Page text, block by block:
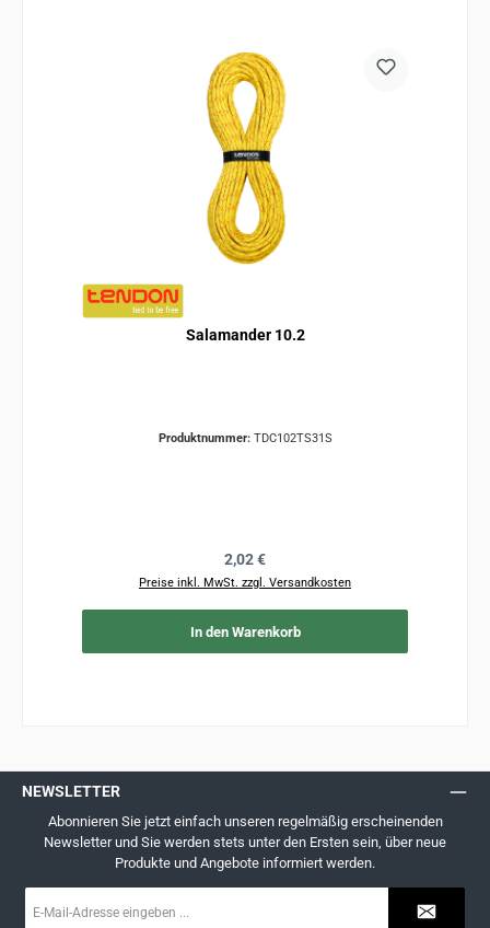
Salamander 10.2
Produktnummer: TDC102TS31S
Regulärer Preis:
2,02 €
Preise inkl. MwSt. zzgl. Versandkosten
In den Warenkorb
NEWSLETTER
Abonnieren Sie jetzt einfach unseren regelmäßig erscheinenden
Newsletter und Sie werden stets unter den Ersten sein, über neue
Produkte und Angebote informiert werden.
Mail-